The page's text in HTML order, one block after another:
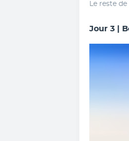
Le reste
Jour 3 |